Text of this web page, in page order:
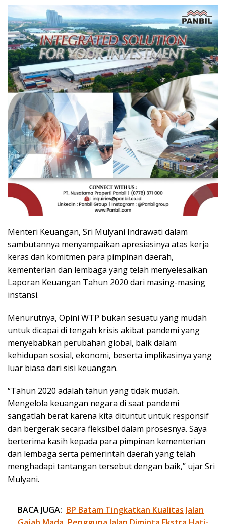
Menteri Keuangan, Sri Mulyani Indrawati dalam
sambutannya menyampaikan apresiasinya atas kerja
keras dan komitmen para pimpinan daerah,
kementerian dan lembaga yang telah menyelesaikan
Laporan Keuangan Tahun 2020 dari masing-masing
instansi.
Menurutnya, Opini WTP bukan sesuatu yang mudah
untuk dicapai di tengah krisis akibat pandemi yang
menyebabkan perubahan global, baik dalam
kehidupan sosial, ekonomi, beserta implikasinya yang
luar biasa dari sisi keuangan.
“Tahun 2020 adalah tahun yang tidak mudah.
Mengelola keuangan negara di saat pandemi
sangatlah berat karena kita dituntut untuk responsif
dan bergerak secara fleksibel dalam prosesnya. Saya
berterima kasih kepada para pimpinan kementerian
dan lembaga serta pemerintah daerah yang telah
menghadapi tantangan tersebut dengan baik,” ujar Sri
Mulyani.
BACA JUGA: BP Batam Tingkatkan Kualitas Jalan